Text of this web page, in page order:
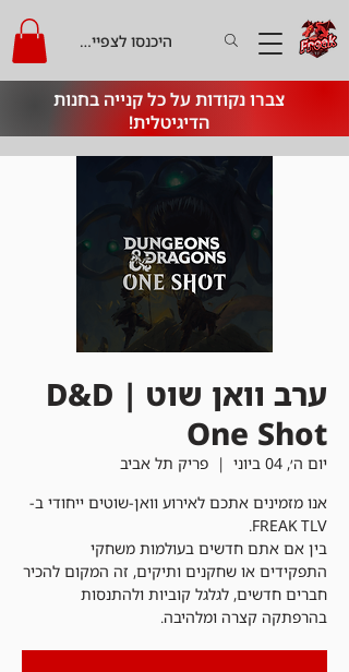
צברו נקודות על כל קנייה בחנות
הדיגיטלית!
היכנסו לצפייה בקרדיט
ערב וואן שוט | D&D
One Shot
יום ה׳, 04 ביוני
  |
פריק תל אביב
אנו מזמינים אתכם לאירוע וואן-שוטים ייחודי ב-
בין אם אתם חדשים בעולמות משחקי
התפקידים או שחקנים ותיקים, זה המקום להכיר
חברים חדשים, לגלגל קוביות ולהתנסות
בהרפתקה קצרה ומלהיבה.